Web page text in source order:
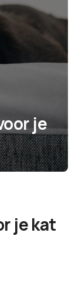
je
je kat